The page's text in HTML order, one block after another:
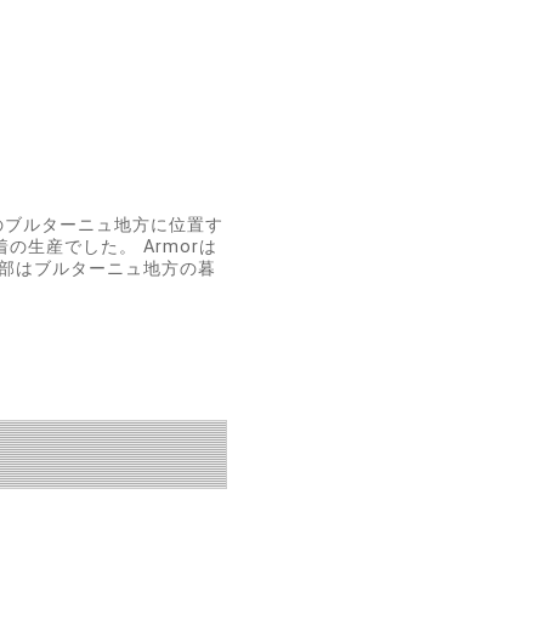
ルターニュ地方に位置す
の生産でした。 Armorは
はブルターニュ地方の暮